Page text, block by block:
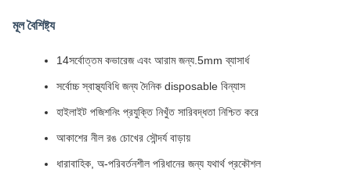
মূল বৈশিষ্ট্য
14সর্বোত্তম কভারেজ এবং আরাম জন্য.5mm ব্যাসার্ধ
সর্বোচ্চ স্বাস্থ্যবিধি জন্য দৈনিক disposable বিন্যাস
হাইলাইট পজিশনিং প্রযুক্তি নিখুঁত সারিবদ্ধতা নিশ্চিত করে
আকাশের নীল রঙ চোখের সৌন্দর্য বাড়ায়
ধারাবাহিক, অ-পরিবর্তনশীল পরিধানের জন্য যথার্থ প্রকৌশল